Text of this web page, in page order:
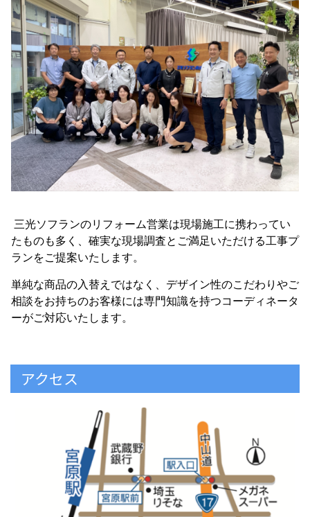
三光ソフランのリフォーム営業は現場施工に携わってい
たものも多く、確実な現場調査とご満足いただける工事プ
ランをご提案いたします。
単純な商品の入替えではなく、デザイン性のこだわりやご
相談をお持ちのお客様には専門知識を持つコーディネータ
ーがご対応いたします。
アクセス